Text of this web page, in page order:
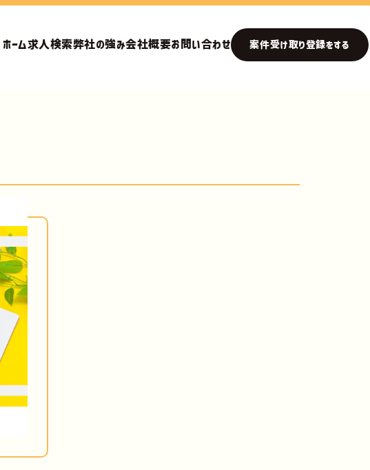
ホーム求人検索弊社の強み会社概要お問い合わせ 案件受け取り登録をする